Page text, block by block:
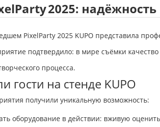
2025:
PixelParty 2025 KUPO представила
подтвердило: в мире съёмки
процесса.
гости на стенде KUPO
получили уникальную возможность:
оборудование в действии: вживую